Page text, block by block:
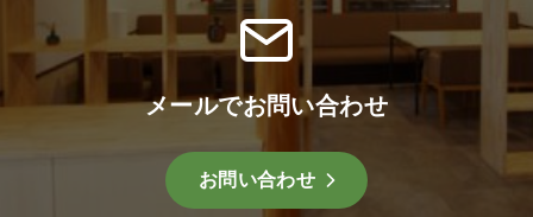
メールでお問い合わせ
お問い合わせ